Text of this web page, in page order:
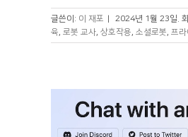
글쓴이: 이 재포 | 2024년 1월 23일.
육, 로봇 교사, 상호작용, 소셜로봇, 프라